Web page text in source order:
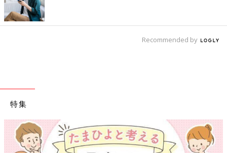
杏 留守中に寂しくないような工夫はしています。初めて泊まり
ロケで家をあけたときは、1人ひとりに大きな紙に「すごろく」
をしたら1マスシールを貼り、おふろに入ったらま
いました。
の帰りを待てますね。
杏 すごろくは、時間の流れがまだよくわからない3、4歳のとき
Recommended by
特集